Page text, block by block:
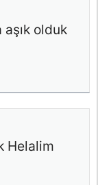
olduk
Helalim